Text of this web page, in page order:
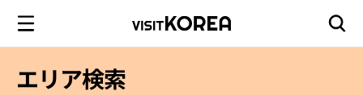
エリア検索